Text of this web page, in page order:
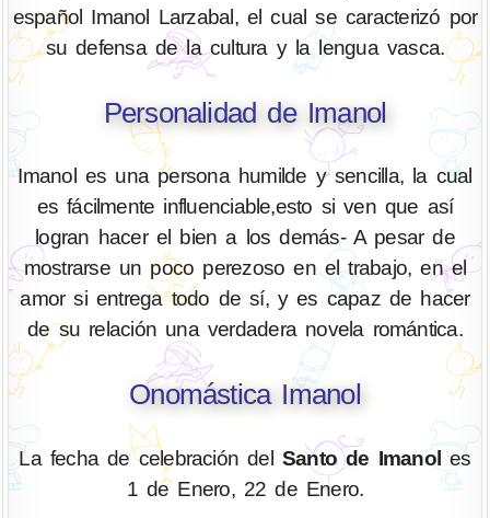
español Imanol Larzabal, el cual se caracterizó por
su defensa de la cultura y la lengua vasca.
Personalidad de Imanol
Imanol es una persona humilde y sencilla, la cual
es fácilmente influenciable,esto si ven que así
logran hacer el bien a los demás- A pesar de
mostrarse un poco perezoso en el trabajo, en el
amor si entrega todo de sí, y es capaz de hacer
de su relación una verdadera novela romántica.
Onomástica Imanol
La fecha de celebración del Santo de Imanoles
1 de Enero, 22 de Enero.